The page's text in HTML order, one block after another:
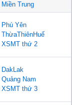
Miền Trung
Phú Yên
ThừaThiênHuế
XSMT thứ 2
DakLak
Quảng Nam
XSMT thứ 3